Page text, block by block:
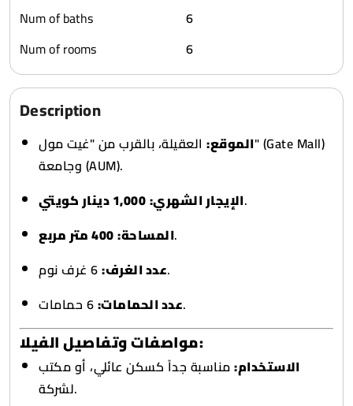
Num of baths
6
Num of rooms
6
Description
الموقع: العقيلة، بالقرب من "غيت مول" (Gate Mall)
وجامعة (AUM).
الإيجار الشهري:1,000 دينار كويتي
.
المساحة:400 متر مربع
.
عدد الغرف:6 غرف نوم.
عدد الحمامات:6 حمامات.
مواصفات وتفاصيل الفيلا:
الاستخدام:مناسبة جداً كسكن عائلي، أو مكتب
لشركة.